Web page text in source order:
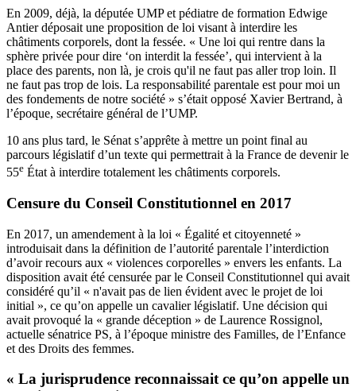
En 2009, déjà, la députée UMP et pédiatre de formation Edwige
Antier déposait une proposition de loi visant à interdire les
châtiments corporels, dont la fessée. « Une loi qui rentre dans la
sphère privée pour dire ‘on interdit la fessée’, qui intervient à la
place des parents, non là, je crois qu'il ne faut pas aller trop loin. Il
ne faut pas trop de lois. La responsabilité parentale est pour moi un
des fondements de notre société » s’était opposé Xavier Bertrand, à
l’époque, secrétaire général de l’UMP.
10 ans plus tard, le Sénat s’apprête à mettre un point final au
parcours législatif d’un texte qui permettrait à la France de devenir le
55e État à interdire totalement les châtiments corporels.
Censure du Conseil Constitutionnel en 2017
En 2017, un amendement à la loi « Égalité et citoyenneté »
introduisait dans la définition de l’autorité parentale l’interdiction
d’avoir recours aux « violences corporelles » envers les enfants. La
disposition avait été censurée par le Conseil Constitutionnel qui avait
considéré qu’il « n'avait pas de lien évident avec le projet de loi
initial », ce qu’on appelle un cavalier législatif. Une décision qui
avait provoqué la « grande déception » de Laurence Rossignol,
actuelle sénatrice PS, à l’époque ministre des Familles, de l’Enfance
et des Droits des femmes.
« La jurisprudence reconnaissait ce qu’on appelle un